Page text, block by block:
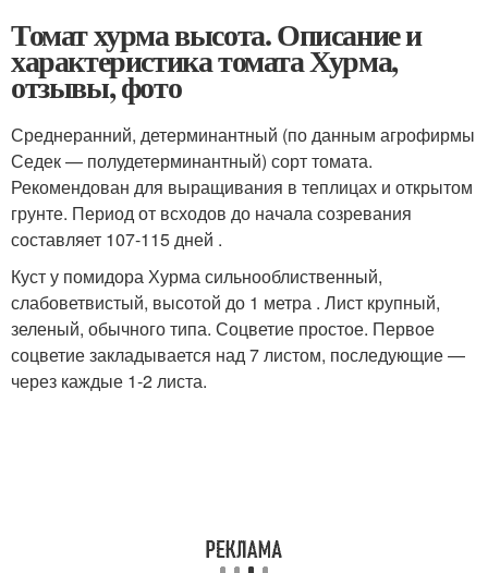
Томат хурма высота. Описание и
характеристика томата Хурма,
отзывы, фото
Среднеранний, детерминантный (по данным агрофирмы
Седек — полудетерминантный) сорт томата.
Рекомендован для выращивания в теплицах и открытом
грунте. Период от всходов до начала созревания
составляет 107-115 дней .
Куст у помидора Хурма сильнооблиственный,
слабоветвистый, высотой до 1 метра . Лист крупный,
зеленый, обычного типа. Соцветие простое. Первое
соцветие закладывается над 7 листом, последующие —
через каждые 1-2 листа.